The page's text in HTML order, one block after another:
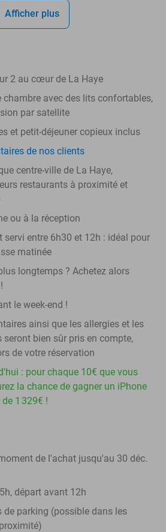
Afficher plus
2 au cœur de La Haye
chambre avec des lits confortables,
par satellite
et petit-déjeuner copieux inclus
de nos clients
centre-ville de La Haye,
restaurants à proximité et
ou à la réception
servi entre 6h30 et 12h : idéal pour
matinée
longtemps ? Achetez alors
le week-end !
ainsi que les allergies et les
seront bien sûr pris en compte,
de votre réservation
: pour chaque 10€ que vous
la chance de gagner un iPhone
1 329€ !
de l'achat jusqu'au 30 déc.
départ avant 12h
de parking (possible dans les